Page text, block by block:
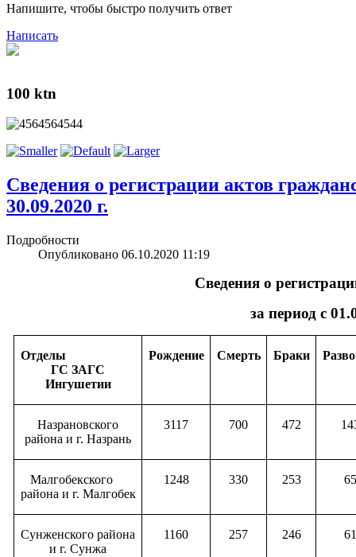
Напишите, чтобы быстро получить ответ
Написать
100 ktn
Сведения о регистрации актов
30.09.2020 г.
Подробности
Опубликовано 06.10.2020 11:19
Сведения о
за период с
Отделы
ГС ЗАГС
Ингушетии
Рождение Смерть Браки
Назрановского
района и г. Назрань
3117 700 472
Малгобекского
района и г. Малгобек
1248 330 253 65
Сунженского района
и г. Сунжа
1160 257 246 61